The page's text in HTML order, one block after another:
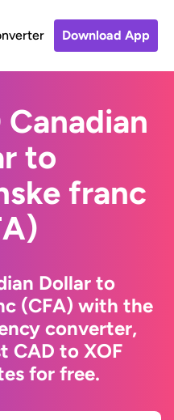
Download App
to
franc
Dollar to
(CFA) with the
converter,
CAD to XOF
for free.